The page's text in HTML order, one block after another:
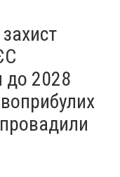
до 2028